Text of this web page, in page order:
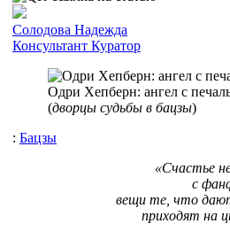
Солодова Надежда
Консультант Куратор
Одри Хепберн: ангел с
(дворцы судьбы в бацзы)
: Бацзы
«Счастье
с
вещи те, что
приходят на